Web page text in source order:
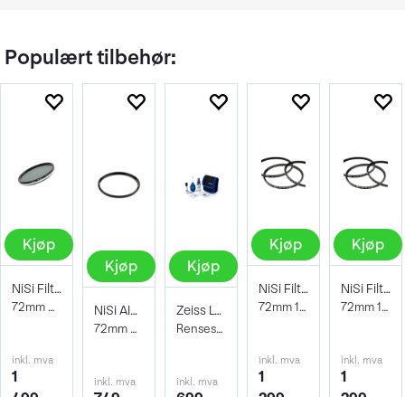
Populært tilbehør:
Kjøp
NiSi Filter ND-Vario 1-5 stops TrueColor
72mm Pro Nano 1-5stops Variable ND
inkl. mva
1
Kjøp
NiSi AIR Protector Filter 72mm
72mm Beskyttelsesfilter
inkl. mva
Kjøp
Zeiss Lens Cleaning Kit
Rensesett for objektiv og kamera
inkl. mva
Kjøp
NiSi Filter Circular Black Mist 1/4 72mm
72mm 1/4 Soft/Diffuser-filter
inkl. mva
1
Kjøp
NiSi Filter Circular Black Mist 1/2 72mm
72mm 1/2 Soft/Diffuser-filter
inkl. mva
1